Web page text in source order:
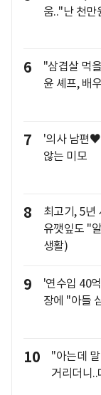
움.."난 천만
6
"삼겹살 먹
윤 셰프, 배
7
'의사 남편
않는 미모
8
최고기, 5년
유깻잎도 "
생활)
9
'연수입 40
장에 "아들
10
"아는데
거리더니